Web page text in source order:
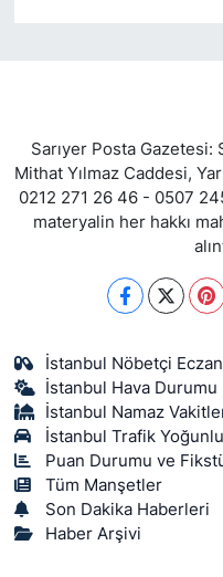
Sarıyer Posta
Mithat Yılmaz Caddesi,
0212 271 26 46 - 0507
materyalin her hakkı
İstanbul Nöbetçi
İstanbul Hava Durumu
İstanbul Namaz
İstanbul Trafik
Puan Durumu ve
Tüm Manşetler
Son Dakika Haberleri
Haber Arşivi